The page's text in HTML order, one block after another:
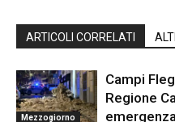
ARTICOLI CORRELATI
Mezzogiorno
Campi
Regione